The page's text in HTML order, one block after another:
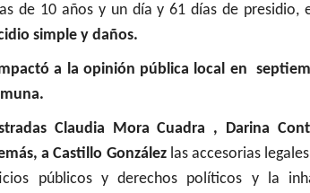
de 10 años y un día y 61 días de
simple y daños.
a la opinión pública local en
Claudia Mora Cuadra , Darina
a Castillo Gonzálezlas accesorias
públicos y derechos políticos y la
Policial